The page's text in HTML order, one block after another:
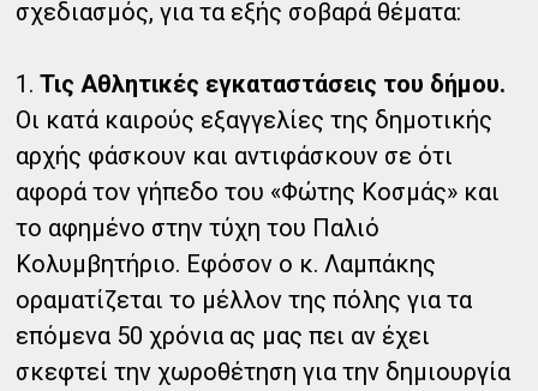
σχεδιασμός, για τα εξής σοβαρά θέματα:
1.Τις Αθλητικές εγκαταστάσεις του δήμου.
Οι κατά καιρούς εξαγγελίες της δημοτικής
αρχής φάσκουν και αντιφάσκουν σε ότι
αφορά τον γήπεδο του «Φώτης Κοσμάς» και
το αφημένο στην τύχη του Παλιό
Κολυμβητήριο. Εφόσον ο κ. Λαμπάκης
οραματίζεται το μέλλον της πόλης για τα
επόμενα 50 χρόνια ας μας πει αν έχει
σκεφτεί την χωροθέτηση για την δημιουργία